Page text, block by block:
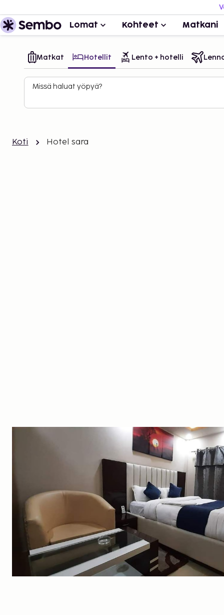
Lomat Kohteet Matkani
Matkat Hotellit Lento + hotelli
Missä haluat yöpyä?
Koti Hotel sara